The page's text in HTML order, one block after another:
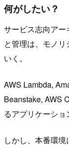
何がしたい？
サービス志向アー
と管理は、モノ
いく。
AWS Lambda,
Beanstake, AWS
るアプリケーショ
しかし、本番環